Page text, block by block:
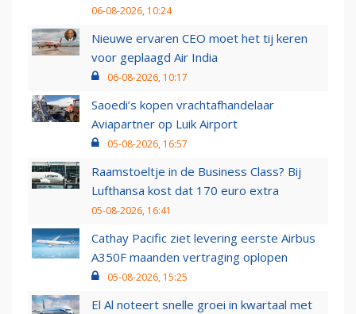
06-08-2026, 10:24
Nieuwe ervaren CEO moet het tij keren
voor geplaagd Air India
06-08-2026, 10:17
Saoedi’s kopen vrachtafhandelaar
Aviapartner op Luik Airport
05-08-2026, 16:57
Raamstoeltje in de Business Class? Bij
Lufthansa kost dat 170 euro extra
05-08-2026, 16:41
Cathay Pacific ziet levering eerste Airbus
A350F maanden vertraging oplopen
05-08-2026, 15:25
El Al noteert snelle groei in kwartaal met